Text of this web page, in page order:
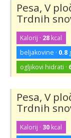
Pesa, V
Trdnih
Kalorij · 28 kcal
beljakovine · 0.8
ogljikovi hidrati ·
Pesa, V
Trdnih
Kalorij · 30 kcal